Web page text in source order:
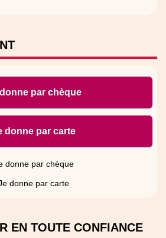
par chèque
donne par carte
donne par chèque
donne par carte
EN TOUTE CONFIANCE